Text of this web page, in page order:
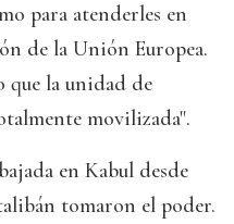
para atenderles en
de la Unión Europea.
que la unidad de
movilizada".
en Kabul desde
tomaron el poder.